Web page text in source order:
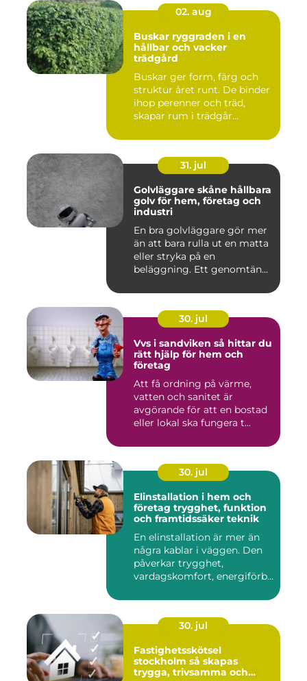
02. aug
Buskar ryggraden i en
hållbar och vacker
trädgård
Buskar ger form, färg och
struktur året runt. De binder
ihop perenner och träd,
skapar rum i trädgår...
31. jul
Golvläggare skåne hållbara
golv för hem, företag och
industri
En bra golvläggare gör mer
än att bara rulla ut en matta
eller stryka på en
beläggning. Ett genomtän...
30. jul
Vvs i sandviken så hittar du
rätt hjälp för hem och
företag
Att få ordning på värme,
vatten och sanitet är
avgörande för att en bostad
eller lokal ska fungera t...
30. jul
Elinstallation i hem och
företag trygghet, funktion
och framtidssäker teknik
En elinstallation är mer än
några kablar i väggen. Den
påverkar trygghet,
vardagskomfort, energiförb...
30. jul
Fastighetsskötsel
stockholm så skapas
trygga, trivsamma och